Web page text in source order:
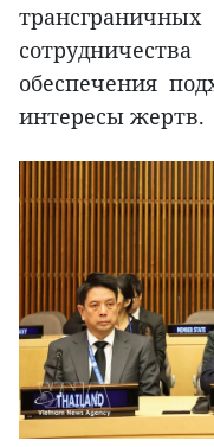
обеспечения
интересы жертв.